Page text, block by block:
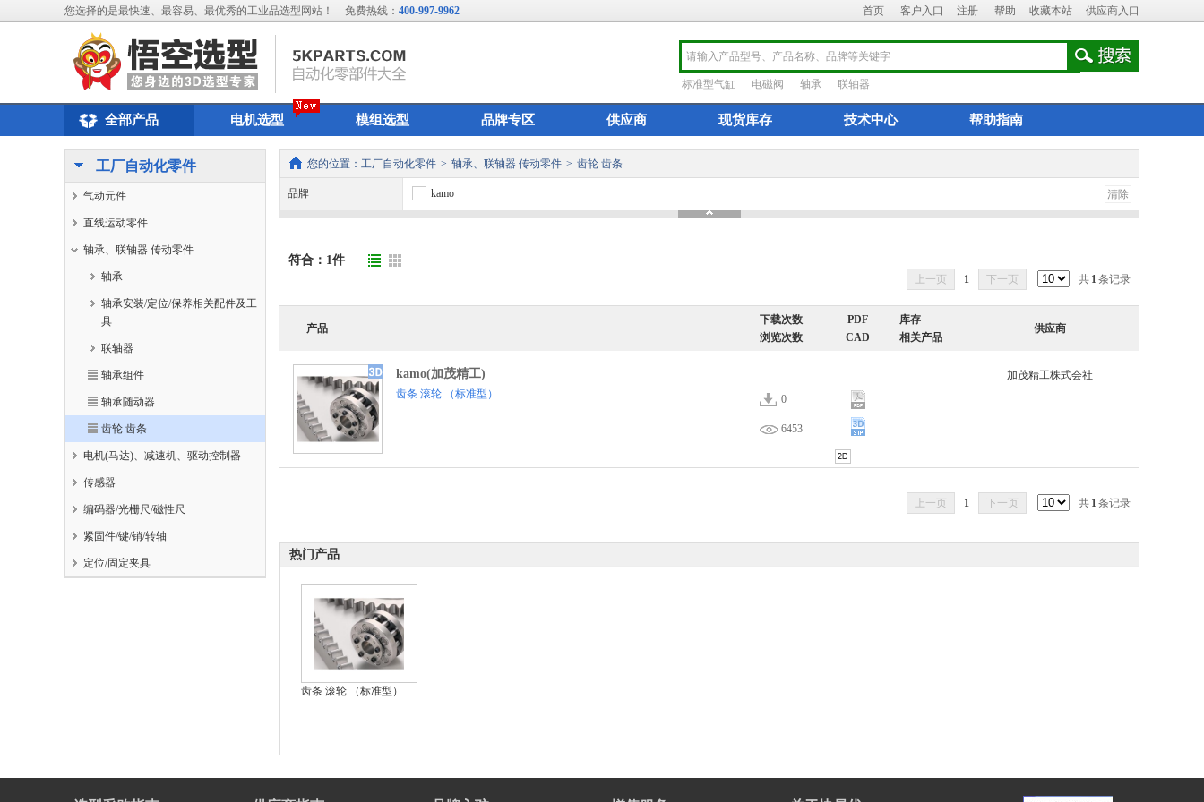
您选择的是最快速、最容易、最优秀的工业品选型网站！ 免费热线： 400-997-9962 首页 客户入口 注册 帮助 收藏本站 供应商入口
标准型气缸 电磁阀 轴承 联轴器
全部产品 电机选型 模组选型 品牌专区 供应商 现货库存 技术中心 帮助指南
工厂自动化零件
气动元件
直线运动零件
轴承、联轴器 传动零件
轴承
轴承安装/定位/保养相关配件及工
具
联轴器
轴承组件
轴承随动器
齿轮 齿条
电机(马达)、减速机、驱动控制器
传感器
编码器/光栅尺/磁性尺
紧固件/键/销/转轴
定位/固定夹具
您的位置： 工厂自动化零件 > 轴承、联轴器 传动零件 > 齿轮 齿条
品牌 清除
kamo
符合： 1件
上一页 1 下一页 共 1条记录
产品 供应商
库存
相关产品
PDF
CAD
下载次数
浏览次数
kamo(加茂精工)
齿条 滚轮 （标准型）
加茂精工株式会社
0
6453
上一页 1 下一页 共 1条记录
热门产品
齿条 滚轮 （标准型）